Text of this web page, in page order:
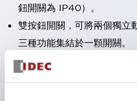
鈕開關為 IP40）。
雙按鈕開關，可將兩個獨立
三種功能集結於一顆開關。
完整支援全球各地需求的多